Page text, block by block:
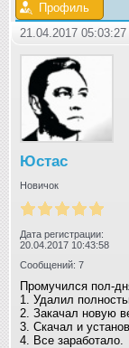
Профиль
21.04.2017
Юстас
Новичок
Дата регистрации:
20.04.2017 10:43:58
Сообщений: 7
Промучился пол-
1. Удалил
2. Закачал новую
3. Скачал и
4. Все заработало.